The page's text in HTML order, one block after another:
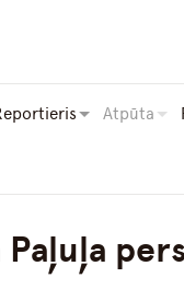
Atpūta